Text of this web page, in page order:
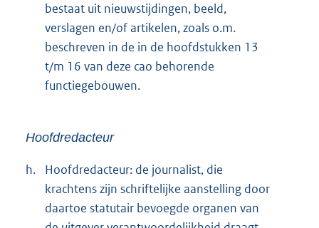
bestaat uit nieuwstijdingen, beeld,
verslagen en/of artikelen, zoals o.m.
beschreven in de in de hoofdstukken 13
t/m 16 van deze cao behorende
functiegebouwen.
Hoofdredacteur
h.
Hoofdredacteur: de journalist, die
krachtens zijn schriftelijke aanstelling door
daartoe statutair bevoegde organen van